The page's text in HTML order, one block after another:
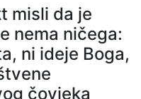
misli da je
nema ničega:
ni ideje Boga,
čovjeka